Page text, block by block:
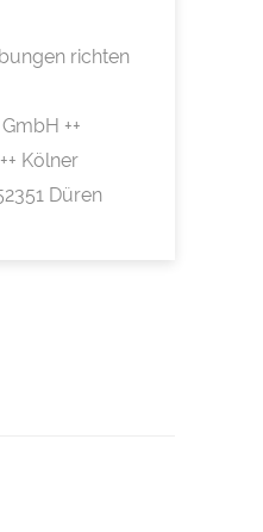
richten
++
Kölner
Düren